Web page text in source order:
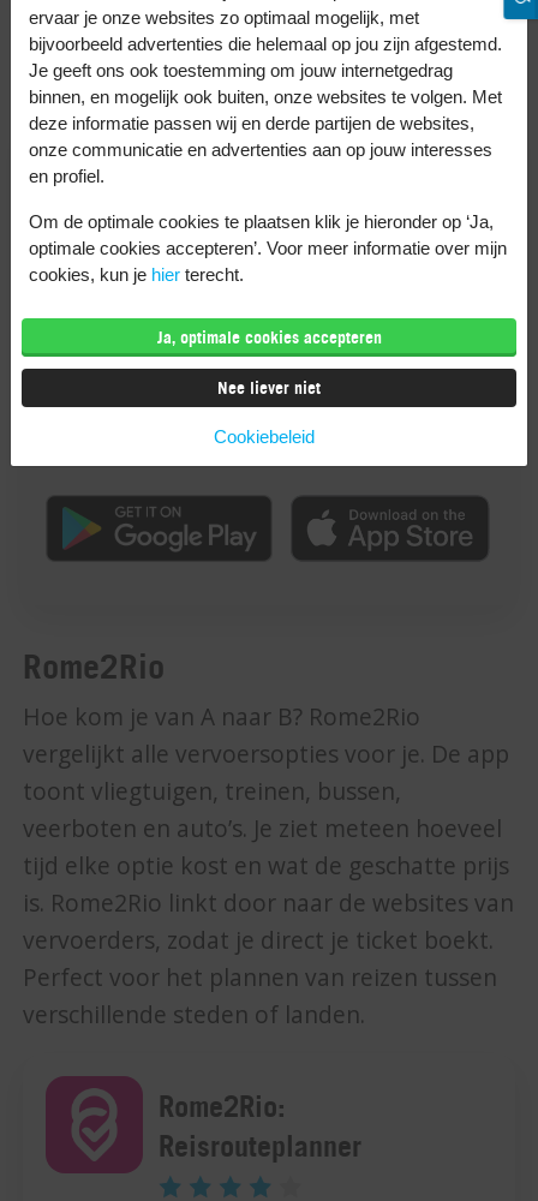
een nieuwe stad bent en niet weet hoe het
OV daar werkt.
Moovit: info over trein &
bus
#1 globale app voor openbaar vervoer.
Zorgeloos reizen, in de palm van je hand
Download deze app hier
Rome2Rio
Hoe kom je van A naar B? Rome2Rio
vergelijkt alle vervoersopties voor je. De app
toont vliegtuigen, treinen, bussen,
veerboten en auto’s. Je ziet meteen hoeveel
tijd elke optie kost en wat de geschatte prijs
is. Rome2Rio linkt door naar de websites van
vervoerders, zodat je direct je ticket boekt.
Perfect voor het plannen van reizen tussen
verschillende steden of landen.
Rome2Rio:
Reisrouteplanner
ervaar je onze websites zo optimaal mogelijk, met
bijvoorbeeld advertenties die helemaal op jou zijn afgestemd.
Je geeft ons ook toestemming om jouw internetgedrag
binnen, en mogelijk ook buiten, onze websites te volgen. Met
deze informatie passen wij en derde partijen de websites,
onze communicatie en advertenties aan op jouw interesses
en profiel.
Om de optimale cookies te plaatsen klik je hieronder op ‘Ja,
optimale cookies accepteren’. Voor meer informatie over mijn
cookies, kun je hier terecht.
Ja, optimale cookies accepteren
Nee liever niet
Cookiebeleid